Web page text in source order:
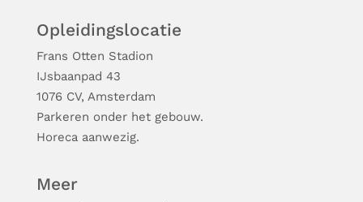
Opleidingslocatie
Frans Otten Stadion
Ĳsbaanpad 43
1076 CV, Amsterdam
Parkeren onder het gebouw.
Horeca aanwezig.
Meer